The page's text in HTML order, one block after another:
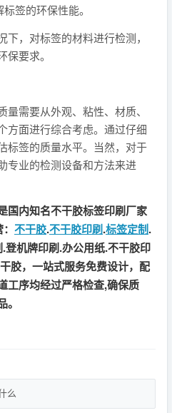
签的环保性能。
，对标签的材料进行检测，
要求。
需要从外观、粘性、材质、
方面进行综合考虑。通过仔细
标签的质量水平。当然，对于
专业的检测设备和方法来进
国内知名不干胶标签印刷厂家
不干胶.不干胶印刷.标签定制.
登机牌印刷.办公用纸.不干胶印
胶，一站式服务免费设计，配
工序均经过严格检查,确保质
么